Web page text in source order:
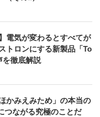
電気が変わるとすべてが
トロンにする新製品「To
を徹底解説
かみえみため」の本当の
つながる究極のことだ